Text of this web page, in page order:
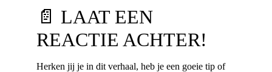
📄 LAAT EEN
REACTIE ACHTER!
Herken jij je in dit verhaal, heb je een goeie tip of